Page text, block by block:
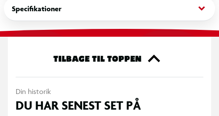
Specifikationer keyboard_arrow_down
TILBAGE TIL TOPPEN
Din historik
DU HAR SENEST SET PÅ